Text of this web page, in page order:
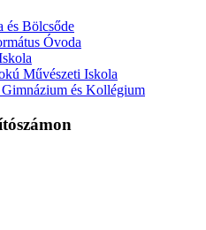
és Bölcsőde
Óvoda
Művészeti Iskola
és Kollégium